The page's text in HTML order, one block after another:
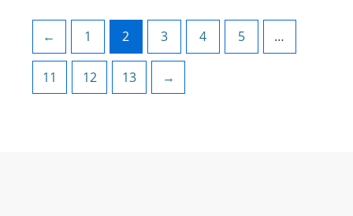
← 1 2 3 4 5 …
11 12 13 →